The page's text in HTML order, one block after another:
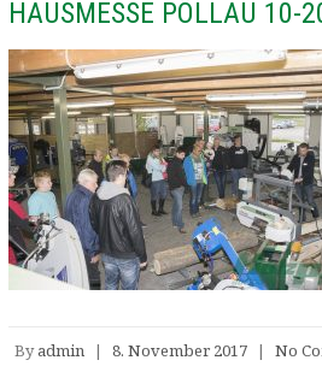
HAUSMESSE PÖLLAU 10-
Byadmin | 8. November 2017 | No